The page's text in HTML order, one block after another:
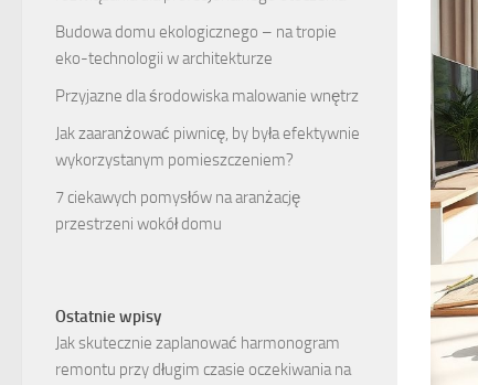
Budowa domu ekologicznego – na tropie
eko-technologii w architekturze
Przyjazne dla środowiska malowanie wnętrz
Jak zaaranżować piwnicę, by była efektywnie
wykorzystanym pomieszczeniem?
7 ciekawych pomysłów na aranżację
przestrzeni wokół domu
Ostatnie wpisy
Jak skutecznie zaplanować harmonogram
remontu przy długim czasie oczekiwania na